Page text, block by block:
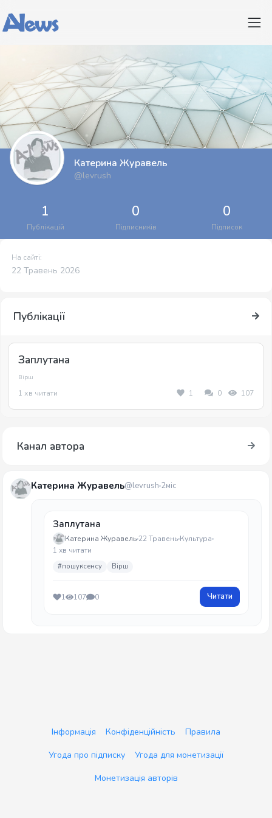
Катерина Журавель
@levrush
1
Публікацій
0
Підписників
0
Підписок
На сайті:
22 Травень 2026
Канал автора
Катерина Журавель@levrush 2міс
Заплутана
Катерина Журавель 22 Травень Культура
1 хв читати
#пошуксенсу Вірш
1 107 0 Читати
Публікації
Заплутана
Вірш
1 хв читати 1 0 107
Інформація Конфіденційність
Правила
Угода про підписку
Угода для монетизації
Монетизація авторів